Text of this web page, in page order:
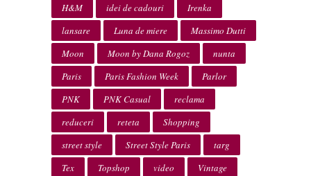
H&M
idei de cadouri
Irenka
lansare
Luna de miere
Massimo Dutti
Moon
Moon by Dana Rogoz
nunta
Paris
Paris Fashion Week
Parlor
PNK
PNK Casual
reclama
reduceri
reteta
Shopping
street style
Street Style Paris
targ
Tex
Topshop video
Vintage